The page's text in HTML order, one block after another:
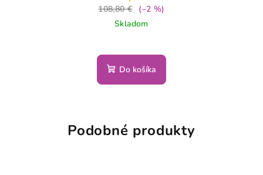
108,80 €
(–2 %)
Skladom
Do košíka
Podobné produkty